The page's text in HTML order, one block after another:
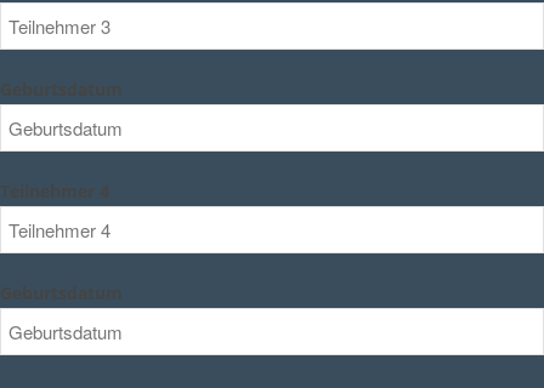
Geburtsdatum
Teilnehmer 4
Geburtsdatum